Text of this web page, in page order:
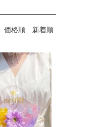
価格順 新着順